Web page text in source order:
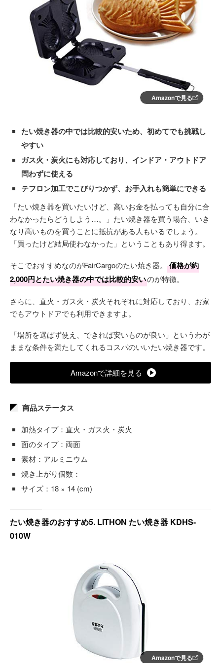
Amazonで見る
たい焼き器の中では比較的安いため、初めてでも挑戦し
やすい
ガス火・炭火にも対応しており、インドア・アウトドア
問わずに使える
テフロン加工でこびりつかず、お手入れも簡単にできる
「たい焼き器を買いたいけど、高いお金を払っても自分に合
わなかったらどうしよう…。」たい焼き器を買う場合、いき
なり高いものを買うことに抵抗がある人もいるでしょう。
「買ったけど結局使わなかった」ということもあり得ます。
そこでおすすめなのがFairCargoのたい焼き器。
価格が約
2,000円とたい焼き器の中では比較的安いのが特徴。
さらに、直火・ガス火・炭火それぞれに対応しており、お家
でもアウトドアでも利用できますよ。
「場所を選ばず使え、できれば安いものが良い」というわが
ままな条件を満たしてくれるコスパのいいたい焼き器です。
Amazonで詳細を見る
商品ステータス
加熱タイプ：直火・ガス火・炭火
面のタイプ：両面
素材：アルミニウム
焼き上がり個数：
サイズ：18 × 14 (cm)
たい焼き器のおすすめ5. LITHON たい焼き器 KDHS-
010W
Amazonで見る